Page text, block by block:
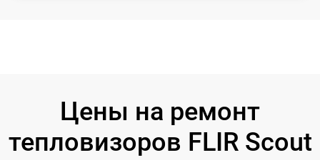
Цены на ремонт
тепловизоров FLIR Scout